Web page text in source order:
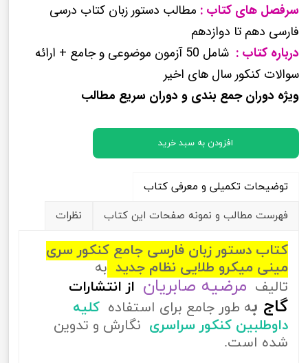
سرفصل های کتاب : مطالب دستور زبان کتاب درسی
فارسی دهم تا دوازدهم
درباره کتاب :
شامل 50 آزمون موضوعی و جامع + ارائه
سوالات کنکور سال های اخیر
ویژه دوران جمع بندی و دوران سریع مطالب
افزودن به سبد خرید
توضیحات تکمیلی و معرفی کتاب
فهرست مطالب و نمونه صفحات این کتاب
نظرات
کتاب دستور زبان فارسی جامع کنکور سری
مینی میکرو طلایی نظام جدید به
تالیف مرضیه صابریان از انتشارات
گاج به طور جامع برای استفاده کلیه
داوطلبین کنکور سراسری نگارش و تدوین
شده است.